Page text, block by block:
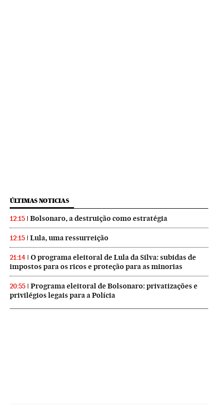
ÚLTIMAS NOTICIAS
12:15 Bolsonaro, a destruição como estratégia
12:15 Lula, uma ressurreição
21:14
O programa eleitoral de Lula da Silva: subidas de
impostos para os ricos e proteção para as minorias
20:55
Programa eleitoral de Bolsonaro: privatizações e
privilégios legais para a Polícia